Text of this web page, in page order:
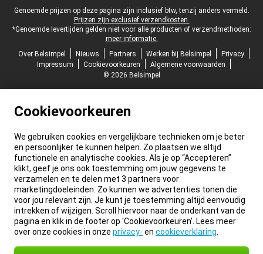
Juridische voettekst
Genoemde prijzen op deze pagina zijn inclusief btw, tenzij anders vermeld.
Prijzen zijn exclusief verzendkosten.
*Genoemde levertijden gelden niet voor alle producten of verzendmethoden:
meer informatie.
Over Belsimpel
Nieuws Partners Werken bij Belsimpel
Privacy
Impressum
Cookievoorkeuren
Algemene voorwaarden
© 2026 Belsimpel
Cookievoorkeuren
We gebruiken cookies en vergelijkbare technieken om je beter
en persoonlijker te kunnen helpen. Zo plaatsen we altijd
functionele en analytische cookies. Als je op “Accepteren”
klikt, geef je ons ook toestemming om jouw gegevens te
verzamelen en te delen met 3 partners voor
marketingdoeleinden. Zo kunnen we advertenties tonen die
voor jou relevant zijn. Je kunt je toestemming altijd eenvoudig
intrekken of wijzigen. Scroll hiervoor naar de onderkant van de
pagina en klik in de footer op 'Cookievoorkeuren'. Lees meer
over onze cookies in onze privacy- en cookieverklaring